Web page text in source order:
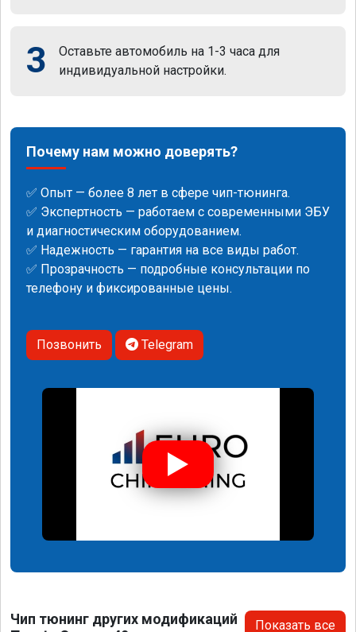
3
Оставьте автомобиль на 1-3 часа для
индивидуальной настройки.
Почему нам можно доверять?
✅ Опыт — более 8 лет в сфере чип-тюнинга.
✅ Экспертность — работаем с современными ЭБУ
и диагностическим оборудованием.
✅ Надежность — гарантия на все виды работ.
✅ Прозрачность — подробные консультации по
телефону и фиксированные цены.
Позвонить Telegram
Чип тюнинг других модификаций
Показать все